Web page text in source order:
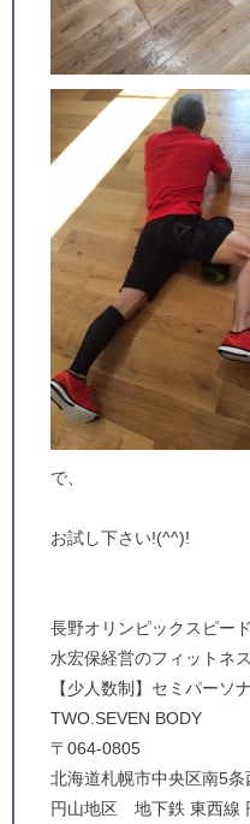
で、
お試し下さい!(^^)!
長野オリンピックスピー
水宏保経営のフィットネ
【少人数制】セミパー
TWO.SEVEN BODY
〒064-0805
北海道札幌市中央区南5条
円山地区 地下鉄 東西線